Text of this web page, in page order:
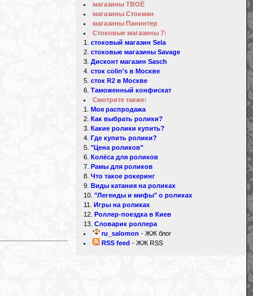
магазины ТВОЁ
магазины Стокман
магазины Панинтер
Стоковые магазины 7:
стоковый магазин Sela
стоковые магазины Savage
Дисконт магазин Sasch
сток colin's в Москве
сток R2 в Москве
Таможенный конфискат
Смотрите также:
Моя распродажа
Как выбрать ролики?
Какие ролики купить?
Где купить ролики?
"Цена роликов"
Колёса для роликов
Рамы для роликов
Что такое рокеринг
Виды катания на роликах
"Легенды и мифы" о роликах
Игры на роликах
Роллер-поездка в Киев
Словарик роллера
ru_salomon - ЖЖ блог
RSS feed - ЖЖ RSS